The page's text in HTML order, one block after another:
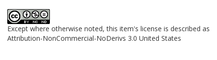
Except where otherwise noted, this item's license is described as
Attribution-NonCommercial-NoDerivs 3.0 United States